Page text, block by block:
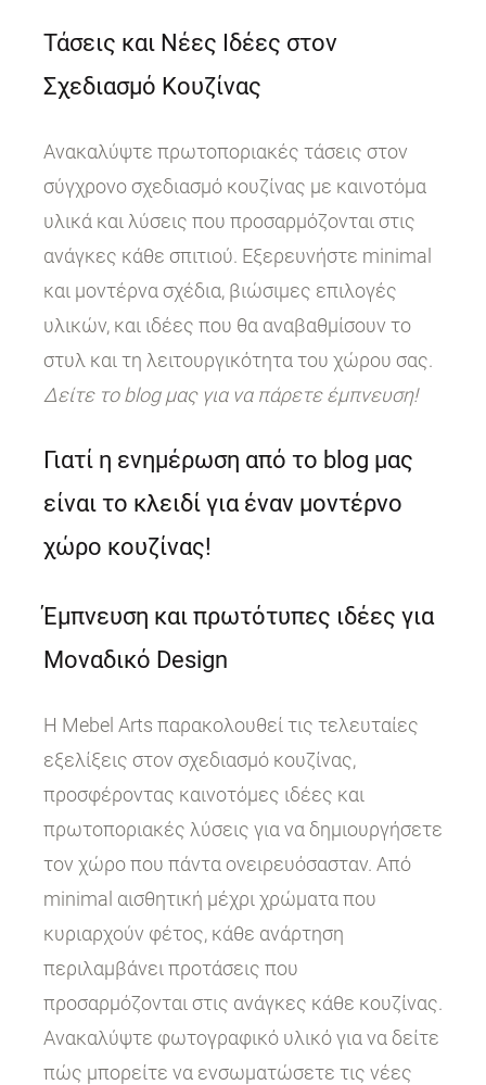
Τάσεις και Νέες Ιδέες στον
Σχεδιασμό Κουζίνας
Ανακαλύψτε πρωτοποριακές τάσεις στον
σύγχρονο σχεδιασμό κουζίνας με καινοτόμα
υλικά και λύσεις που προσαρμόζονται στις
ανάγκες κάθε σπιτιού. Εξερευνήστε minimal
και μοντέρνα σχέδια, βιώσιμες επιλογές
υλικών, και ιδέες που θα αναβαθμίσουν το
στυλ και τη λειτουργικότητα του χώρου σας.
Δείτε το blog μας για να πάρετε έμπνευση!
Γιατί η ενημέρωση από το blog μας
είναι το κλειδί για έναν μοντέρνο
χώρο κουζίνας!
Έμπνευση και πρωτότυπες ιδέες για
Μοναδικό Design
Η Mebel Arts παρακολουθεί τις τελευταίες
εξελίξεις στον σχεδιασμό κουζίνας,
προσφέροντας καινοτόμες ιδέες και
πρωτοποριακές λύσεις για να δημιουργήσετε
τον χώρο που πάντα ονειρευόσασταν. Από
minimal αισθητική μέχρι χρώματα που
κυριαρχούν φέτος, κάθε ανάρτηση
περιλαμβάνει προτάσεις που
προσαρμόζονται στις ανάγκες κάθε κουζίνας.
Ανακαλύψτε φωτογραφικό υλικό για να δείτε
πώς μπορείτε να ενσωματώσετε τις νέες